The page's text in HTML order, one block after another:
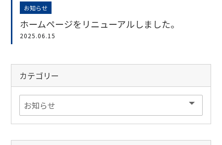
お知らせ
ホームページをリニューアルしました。
2025.06.15
カテゴリー